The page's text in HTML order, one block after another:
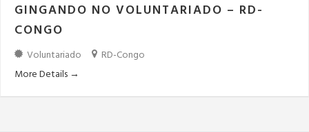
GINGANDO NO VOLUNTARIADO – RD-
CONGO
Voluntariado
RD-Congo
More Details